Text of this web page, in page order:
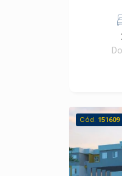
imóvel: .Dormitórios: 2
serviço .Garagem: 1 vaga -
Cód. 151609